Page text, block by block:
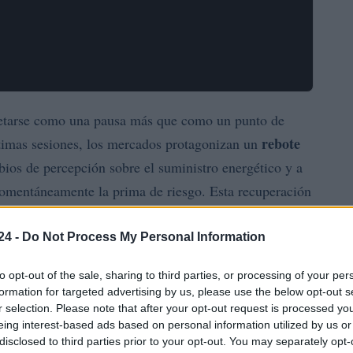
- Do Not Process My Personal Information
opt-out of the sale, sharing to third parties, or processing of your
for targeted advertising by us, please use the below opt-out
selection. Please note that after your opt-out request is processed
interest-based ads based on personal information utilized by us
to third parties prior to your opt-out. You may separately
como una pausa más que como un punto de
sesiones, los mercados protagonizan un rebote
de percepción sobre el suministro energético y a
la prima de riesgo. Esta recuperación
eso la prioridad para muchos operadores es la
agresivas.
de sentimiento y mejora estructural. Mientras los
no confirmen una reversión, cada subida puede
Herramientas como lasopciones barrera